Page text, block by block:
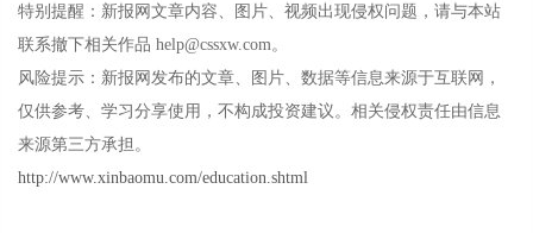
特别提醒：新报网文章内容、图片、视频出现侵权问题，请与本站
联系撤下相关作品 help@cssxw.com。
风险提示：新报网发布的文章、图片、数据等信息来源于互联网，
仅供参考、学习分享使用，不构成投资建议。相关侵权责任由信息
来源第三方承担。
http://www.xinbaomu.com/education.shtml